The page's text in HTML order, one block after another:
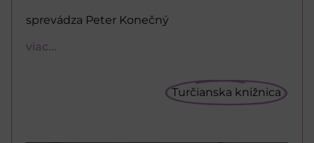
sprevádza Peter Konečný
viac...
Turčianska knižnica